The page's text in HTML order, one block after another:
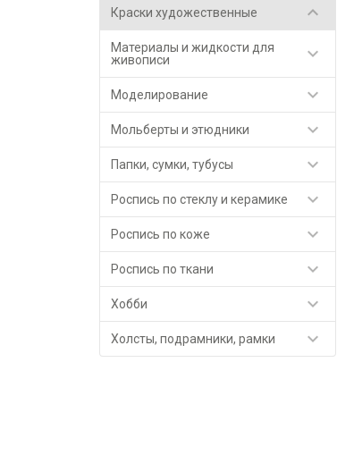
Краски художественные 
Материалы и жидкости для
живописи

Моделирование 
Мольберты и этюдники 
Папки, сумки, тубусы 
Роспись по стеклу и керамике 
Роспись по коже 
Роспись по ткани 
Хобби 
Холсты, подрамники, рамки 